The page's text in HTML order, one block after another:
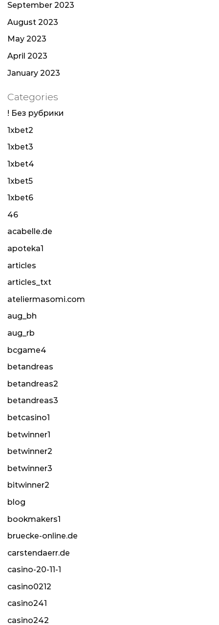
September 2023
August 2023
May 2023
April 2023
January 2023
Categories
! Без рубрики
1xbet2
1xbet3
1xbet4
1xbet5
1xbet6
46
acabelle.de
apoteka1
articles
articles_txt
ateliermasomi.com
aug_bh
aug_rb
bcgame4
betandreas
betandreas2
betandreas3
betcasino1
betwinner1
betwinner2
betwinner3
bitwinner2
blog
bookmakers1
bruecke-online.de
carstendaerr.de
casino-20-11-1
casino0212
casino241
casino242